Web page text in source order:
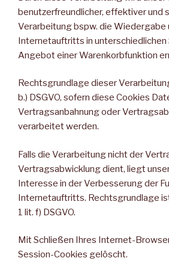
benutzerfreundlicher, effektiver und
Verarbeitung bspw. die Wiedergabe
Internetauftritts in unterschiedlichen
Angebot einer Warenkorbfunktion
Rechtsgrundlage dieser
b.) DSGVO, sofern diese Cookies
Vertragsanbahnung oder
verarbeitet werden.
Falls die Verarbeitung nicht der
Vertragsabwicklung dient, liegt
Interesse in der Verbesserung der
Internetauftritts. Rechtsgrundlage
1 lit. f) DSGVO.
Mit Schließen Ihres Internet-
Session-Cookies gelöscht.